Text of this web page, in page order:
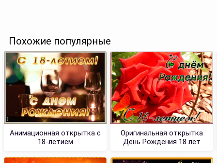
Похожие популярные
Анимационная открытка с
18-летием
Оригинальная открытка
День Рождения 18 лет